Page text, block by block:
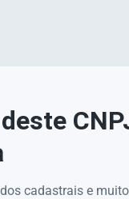
cadastrais e